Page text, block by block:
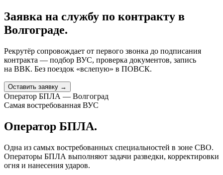
Заявка на службу по контракту в
Волгограде.
Рекрутёр сопровождает от первого звонка до подписания
контракта — подбор ВУС, проверка документов, запись
на ВВК. Без поездок «вслепую» в ПОВСК.
Оставить заявку →
Оператор БПЛА — Волгоград
Самая востребованная ВУС
Оператор БПЛА.
Одна из самых востребованных специальностей в зоне СВО.
Операторы БПЛА выполняют задачи разведки, корректировки
огня и нанесения ударов.